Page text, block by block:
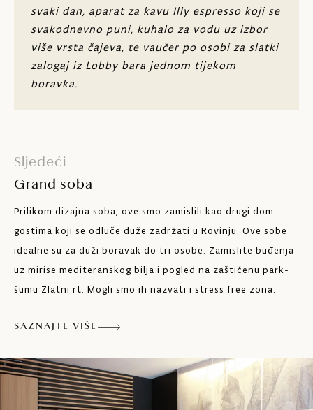
Minibar
Wi-Fi
Maks. 2 odrasle osobe i dijete do 16 godina
svaki dan, aparat za kavu Illy espresso koji se
svakodnevno puni, kuhalo za vodu uz izbor
više vrsta čajeva, te vaučer po osobi za slatki
zalogaj iz Lobby bara jednom tijekom
boravka.
Sljedeći
Grand soba
Prilikom dizajna soba, ove smo zamislili kao drugi dom
gostima koji se odluče duže zadržati u Rovinju. Ove sobe
idealne su za duži boravak do tri osobe. Zamislite buđenja
uz mirise mediteranskog bilja i pogled na zaštićenu park-
šumu Zlatni rt. Mogli smo ih nazvati i stress free zona.
SAZNAJTE VIŠE